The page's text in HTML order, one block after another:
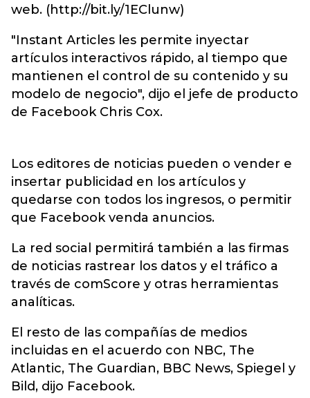
web. (http://bit.ly/1EClunw)
"Instant Articles les permite inyectar
artículos interactivos rápido, al tiempo que
mantienen el control de su contenido y su
modelo de negocio", dijo el jefe de producto
de Facebook Chris Cox.
Los editores de noticias pueden o vender e
insertar publicidad en los artículos y
quedarse con todos los ingresos, o permitir
que Facebook venda anuncios.
La red social permitirá también a las firmas
de noticias rastrear los datos y el tráfico a
través de comScore y otras herramientas
analíticas.
El resto de las compañías de medios
incluidas en el acuerdo con NBC, The
Atlantic, The Guardian, BBC News, Spiegel y
Bild, dijo Facebook.